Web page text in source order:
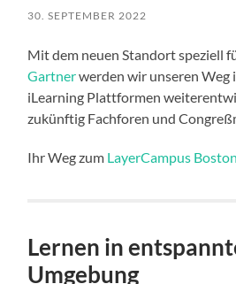
30. SEPTEMBER 2022
Mit dem neuen Standort speziell
Gartnerwerden wir unseren Weg
iLearning Plattformen
zukünftig Fachforen und
Ihr Weg zum LayerCampus
Lernen in
Umgebung